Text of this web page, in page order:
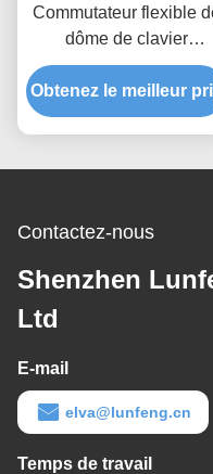
Commutateur flexible
dôme de clavier
numérique de Pantone
circuit de connecteur
clavier numérique de
Obtenez le meilleur
Contactez-nous
Shenzhen
Ltd
E-mail
elva@lunfeng.cn
Temps de travail